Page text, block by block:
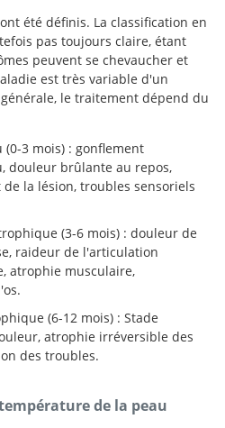
été définis. La classification en
pas toujours claire, étant
peuvent se chevaucher et
est très variable d'un
le traitement dépend du
und Therapie komplexer
(CRPS).
(0-3 mois) : gonflement
douleur brûlante au repos,
la lésion, troubles sensoriels
(3-6 mois) : douleur de
raideur de l'articulation
atrophie musculaire,
(6-12 mois) : Stade
atrophie irréversible des
des troubles.
de la peau